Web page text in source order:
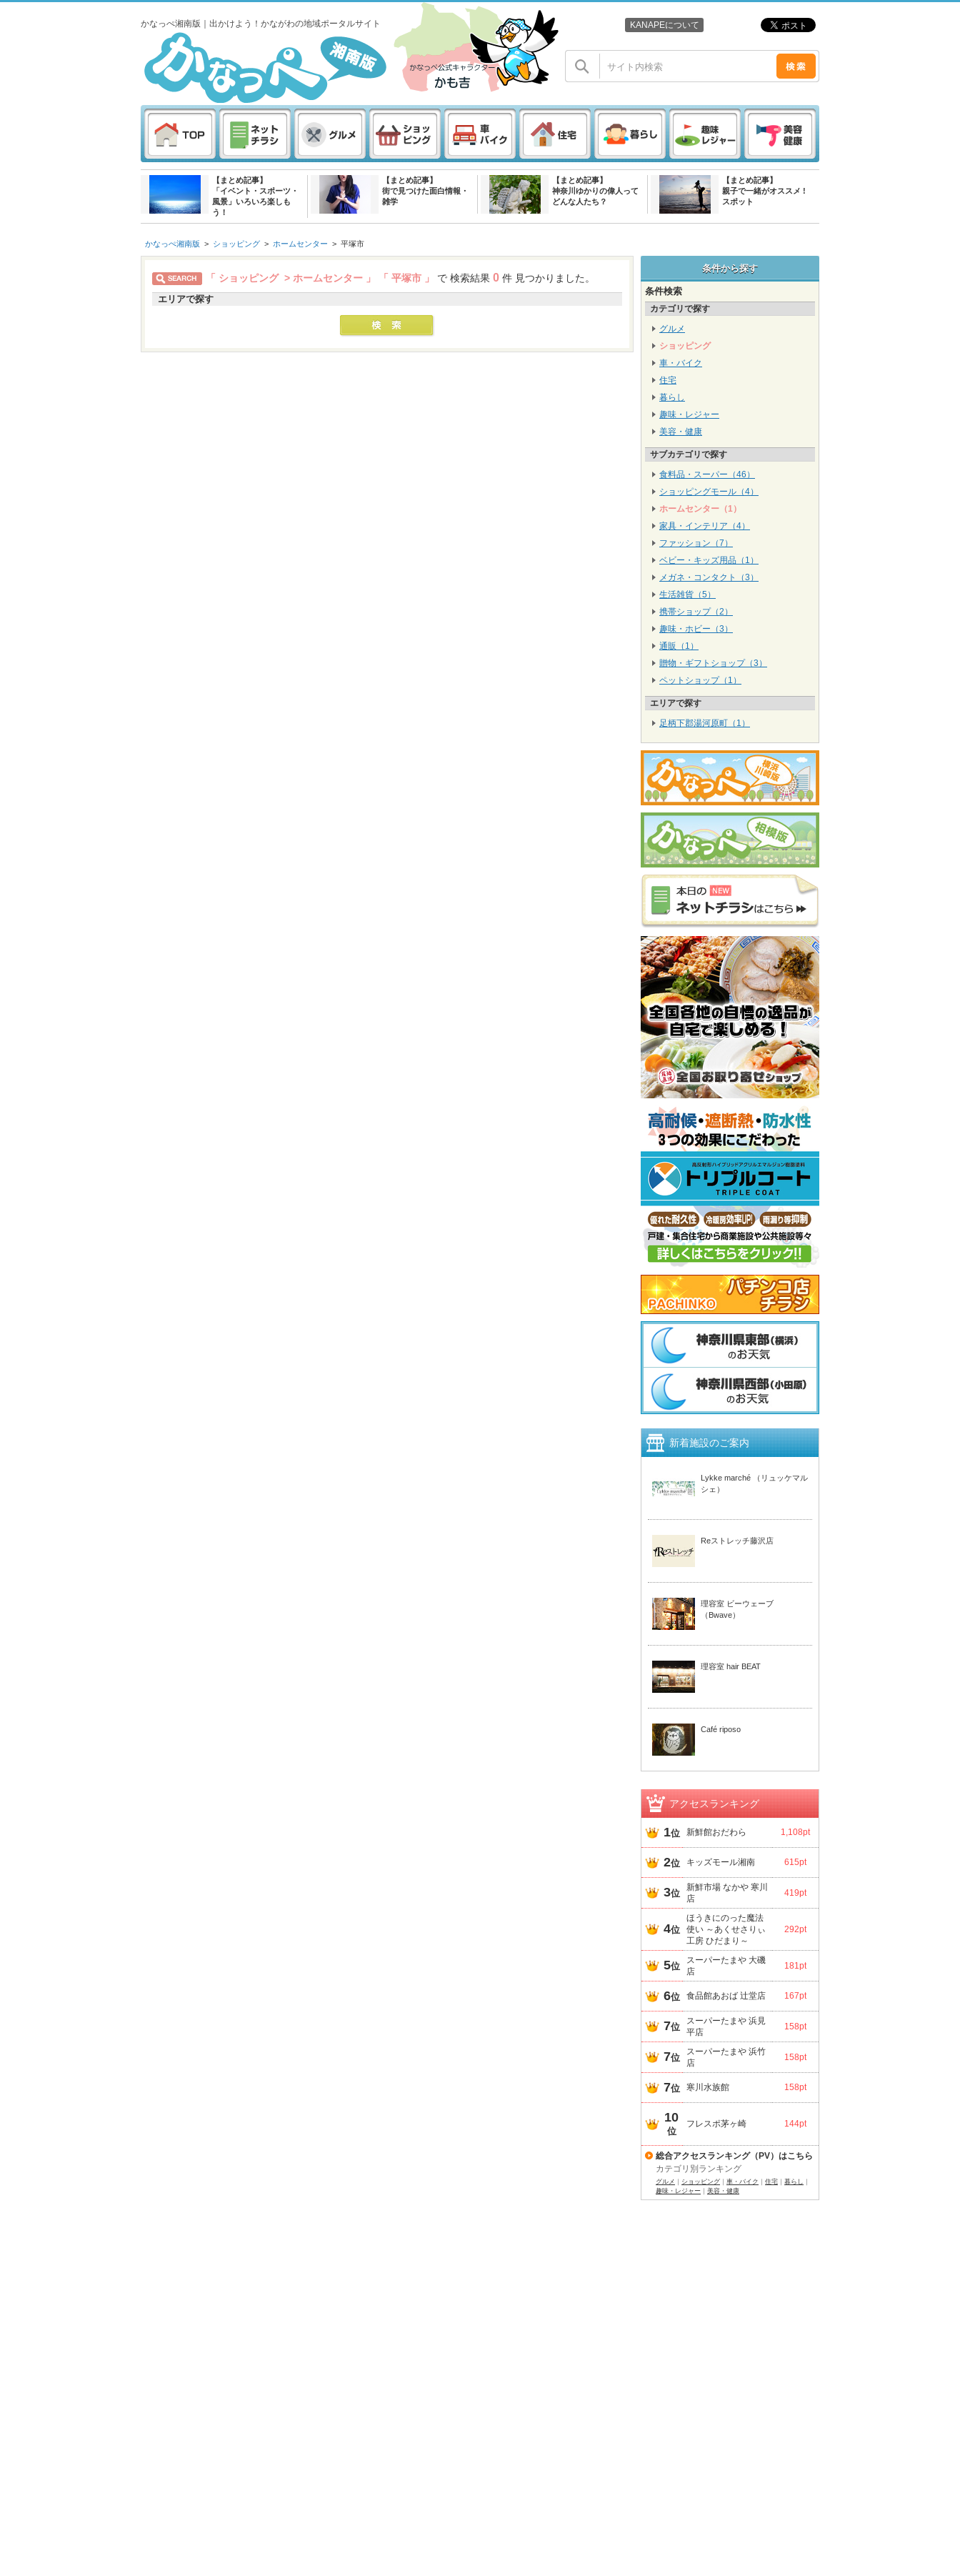
かなっぺ湘南版｜出かけよう！かながわの地域ポータルサイト KANAPEについて
【まとめ記事】
「イベント・スポーツ・
風景」いろいろ楽しも
う！
【まとめ記事】
街で見つけた面白情報・
雑学
【まとめ記事】
神奈川ゆかりの偉人って
どんな人たち？
【まとめ記事】
親子で一緒がオススメ !
スポット
かなっぺ湘南版 > ショッピング > ホームセンター > 平塚市
条件から探す
条件検索
カテゴリで探す
グルメ
ショッピング
車・バイク
住宅
暮らし
趣味・レジャー
美容・健康
サブカテゴリで探す
食料品・スーパー（46）
ショッピングモール（4）
ホームセンター（1）
家具・インテリア（4）
ファッション（7）
ベビー・キッズ用品（1）
メガネ・コンタクト（3）
生活雑貨（5）
携帯ショップ（2）
趣味・ホビー（3）
通販（1）
贈物・ギフトショップ（3）
ペットショップ（1）
エリアで探す
足柄下郡湯河原町（1）
新着施設のご案内
Lykke marché （リュッケマル
シェ）
Reストレッチ藤沢店
理容室 ビーウェーブ
（Bwave）
理容室 hair BEAT
Café riposo
アクセスランキング
1位 新鮮館おだわら 1,108pt
2位 キッズモール湘南 615pt
3位
新鮮市場 なかや 寒川
店
419pt
4位
ほうきにのった魔法
使い ～あくせさりぃ
工房 ひだまり～
292pt
5位
スーパーたまや 大磯
店
181pt
6位 食品館あおば 辻堂店 167pt
7位
スーパーたまや 浜見
平店
158pt
7位
スーパーたまや 浜竹
店
158pt
7位 寒川水族館 158pt
10
位
フレスポ茅ヶ崎 144pt
総合アクセスランキング（PV）はこちら
カテゴリ別ランキング
グルメ ショッピング 車・バイク 住宅 暮らし
趣味・レジャー
美容・健康
「 ショッピング > ホームセンター 」 「 平塚市 」 で 検索結果 0 件 見つかりました。
エリアで探す